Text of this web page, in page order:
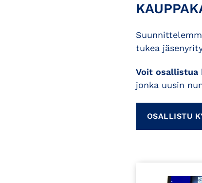
tukea
Voit osallistua
jonka uusin
OSALLISTU